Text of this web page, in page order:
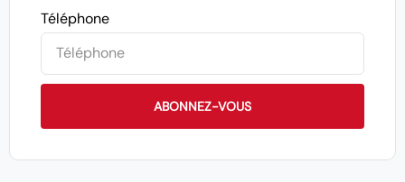
Téléphone
ABONNEZ-VOUS